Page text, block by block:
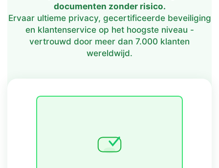
documenten zonder risico.
Ervaar ultieme privacy, gecertificeerde beveiliging
en klantenservice op het hoogste niveau -
vertrouwd door meer dan 7.000 klanten
wereldwijd.